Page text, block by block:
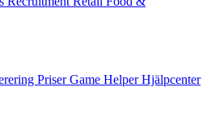
PriserGame HelperHjälpcenter